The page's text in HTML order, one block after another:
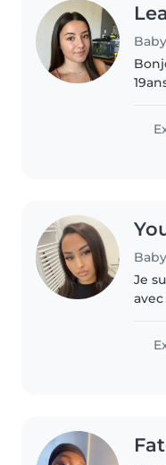
Lea
Bonjours, Je
j’ai
Je